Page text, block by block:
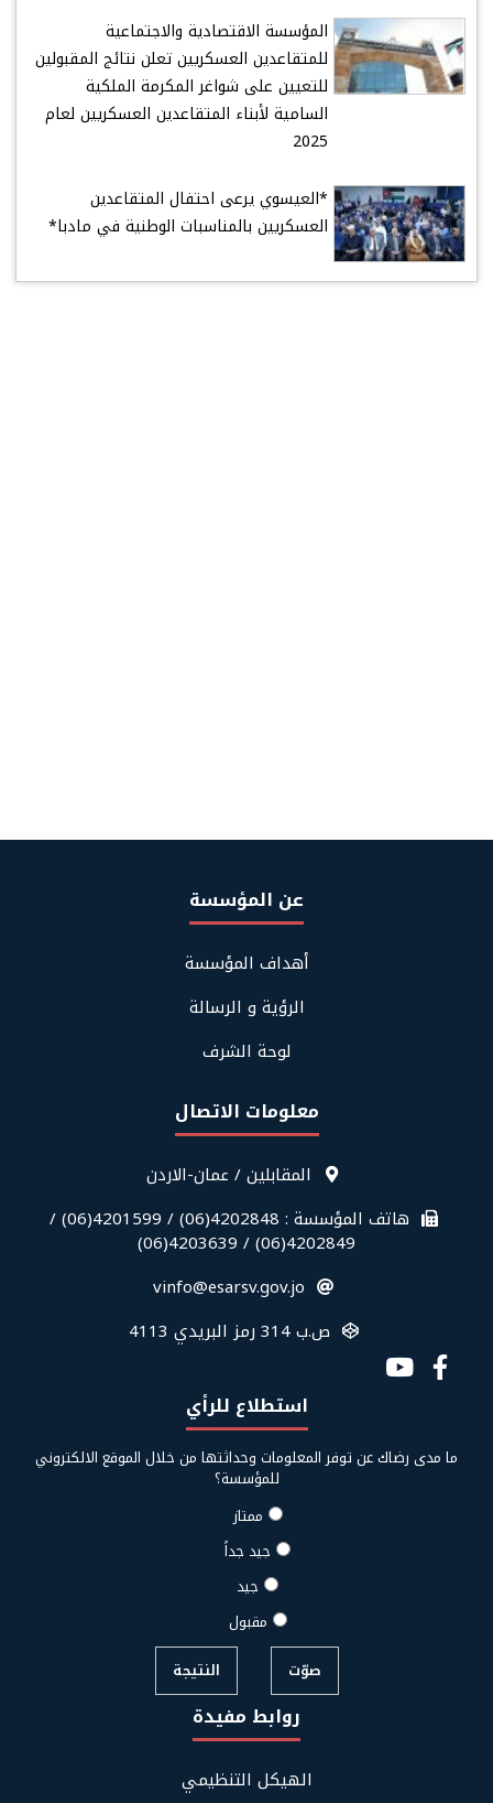
المؤسسة الاقتصادية والاجتماعية
للمتقاعدين العسكريين تعلن نتائج المقبولين
للتعيين على شواغر المكرمة الملكية
السامية لأبناء المتقاعدين العسكريين لعام
2025
*العيسوي يرعى احتفال المتقاعدين
العسكريين بالمناسبات الوطنية في مادبا*
عن المؤسسة
أهداف المؤسسة
الرؤية و الرسالة
لوحة الشرف
معلومات الاتصال
الاتصال
المقابلين / عمان-الاردن
هاتف المؤسسة : 4202848(06) / 4201599(06) /
4202849(06) / 4203639(06)
vinfo@esarsv.gov.jo
ص.ب 314 رمز البريدي 4113
Social
Media استطلاع للرأي
ما مدى رضاك عن توفر المعلومات وحداثتها من خلال الموقع الالكتروني
للمؤسسة؟
ممتاز
جيد جداً
جيد
مقبول
صوّت
النتيجة
روابط مفيدة
الهيكل التنظيمي